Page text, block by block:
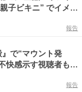
子ビキニ” でイメー
コメント” 騒動
報告
で“マウント発
快感示す視聴者も…
空回り”
報告